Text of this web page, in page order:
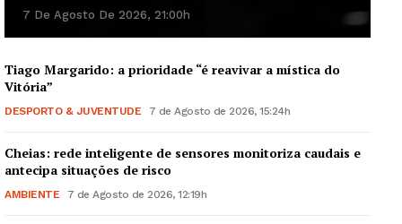
Guimarães, agora!
7 De Agosto De 2026, 21:00h
Tiago Margarido: a prioridade “é reavivar a mística do
Vitória”
DESPORTO & JUVENTUDE 7 de Agosto de 2026, 15:24h
Cheias: rede inteligente de sensores monitoriza caudais e
antecipa situações de risco
AMBIENTE 7 de Agosto de 2026, 12:19h